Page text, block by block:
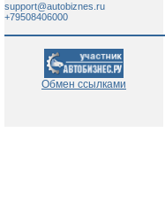
support@autobiznes.ru
+79508406000
Обмен ссылками